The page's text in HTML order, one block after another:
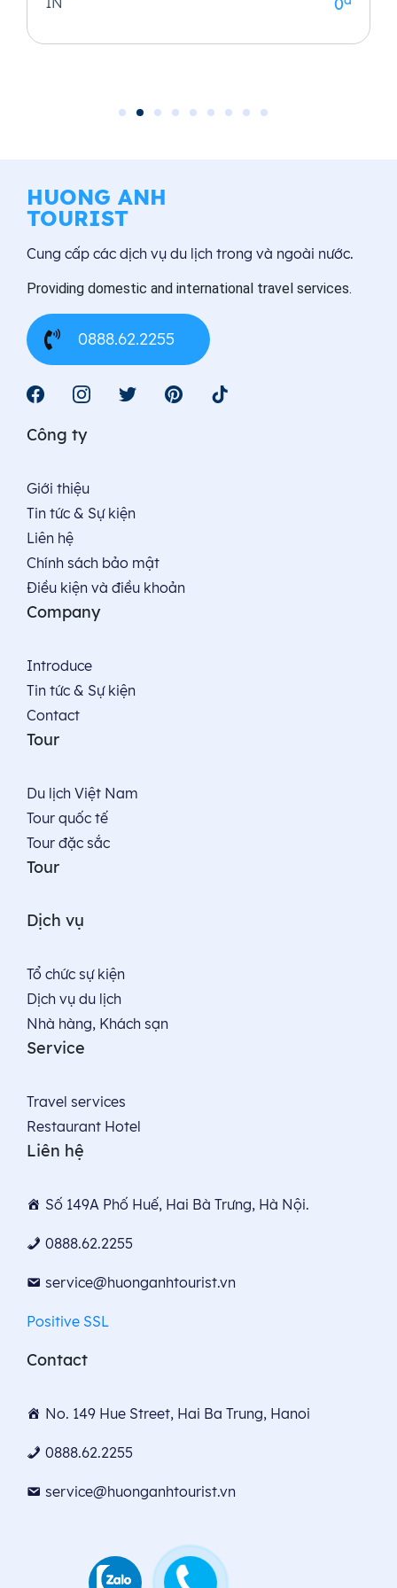
0
HUONG ANH
TOURIST
Cung cấp các dịch vụ du lịch trong và ngoài nước.
Providing domestic and international travel services.
0888.62.2255
Công ty
Giới thiệu
Tin tức & Sự kiện
Liên hệ
Chính sách bảo mật
Điều kiện và điều khoản
Company
Introduce
Tin tức & Sự kiện
Contact
Tour
Du lịch Việt Nam
Tour quốc tế
Tour đặc sắc
Tour
Dịch vụ
Tổ chức sự kiện
Dịch vụ du lịch
Nhà hàng, Khách sạn
Service
Travel services
Restaurant Hotel
Liên hệ
Số 149A Phố Huế, Hai Bà Trưng, Hà Nội.
0888.62.2255
service@huonganhtourist.vn
Positive SSL
Contact
No. 149 Hue Street, Hai Ba Trung, Hanoi
0888.62.2255
service@huonganhtourist.vn